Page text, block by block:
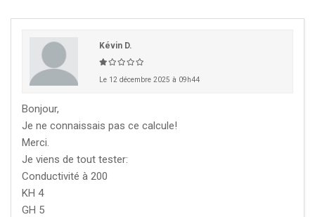
Kévin D.
Le 12 décembre 2025 à 09h44
Bonjour,
Je ne connaissais pas ce calcule!
Merci.
Je viens de tout tester:
Conductivité à 200
KH 4
GH 5